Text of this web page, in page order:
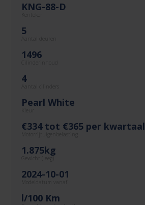
KNG-88-D
5
1496
4
Pearl White
€334 tot €365 per kwartaal
Motorrijtuigenbelasting
1.875kg
Gewicht (leeg)
2024-10-01
l/100 Km